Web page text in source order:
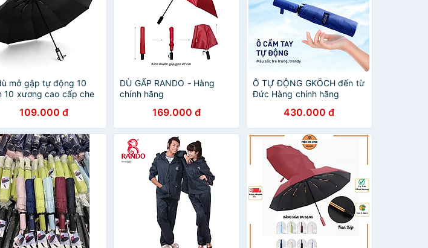
mở gập tự động 10
10 xương cao cấp che
kính che 104cm
109.000 đ
DÙ GẤP RANDO - Hàng
chính hãng
169.000 đ
Ô TỰ ĐỘNG GKÖCH đến từ
Đức Hàng chính hãng
430.000 đ